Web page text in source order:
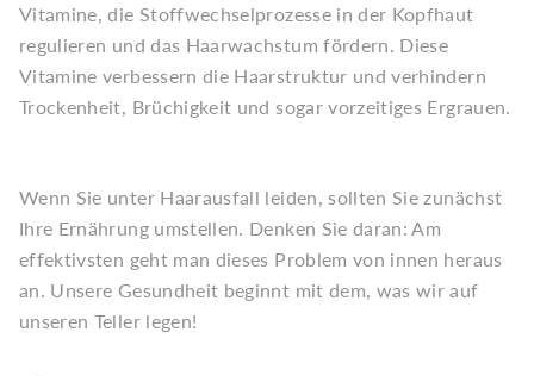
Vitamine, die Stoffwechselprozesse in der Kopfhaut
regulieren und das Haarwachstum fördern. Diese
Vitamine verbessern die Haarstruktur und verhindern
Trockenheit, Brüchigkeit und sogar vorzeitiges Ergrauen.
Wenn Sie unter Haarausfall leiden, sollten Sie zunächst
Ihre Ernährung umstellen. Denken Sie daran: Am
effektivsten geht man dieses Problem von innen heraus
an. Unsere Gesundheit beginnt mit dem, was wir auf
unseren Teller legen!